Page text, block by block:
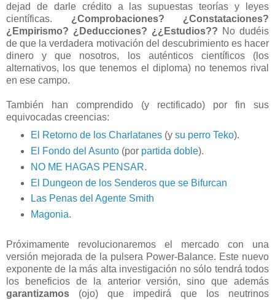
dejad de darle crédito a las supuestas teorías y leyes
científicas. ¿Comprobaciones? ¿Constataciones?
¿Empirismo? ¿Deducciones? ¿¿Estudios?? No dudéis
de que la verdadera motivación del descubrimiento es hacer
dinero y que nosotros, los auténticos científicos (los
alternativos, los que tenemos el diploma) no tenemos rival
en ese campo.
También han comprendido (y rectificado) por fin sus
equivocadas creencias:
El Retorno de los Charlatanes(y su perro Teko).
El Fondo del Asunto(por partida doble).
NO ME HAGAS PENSAR.
El Dungeon de los Senderos que se Bifurcan
Las Penas del Agente Smith
Magonia.
Próximamente revolucionaremos el mercado con una
versión mejorada de la pulsera Power-Balance. Este nuevo
exponente de la más alta investigación no sólo tendrá todos
los beneficios de la anterior versión, sino que además
garantizamos (ojo) que impedirá que los neutrinos